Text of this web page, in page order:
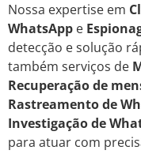
Nossa expertise em
WhatsApp e
detecção e solução
também serviços de
Recuperação de
Rastreamento de
Investigação de
para atuar com